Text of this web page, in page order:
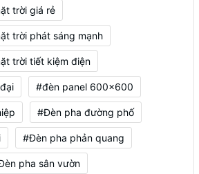
trời giá rẻ
trời phát sáng mạnh
trời tiết kiệm điện
#đèn panel 600x600
#Đèn pha đường phố
#Đèn pha phản quang
pha sân vườn